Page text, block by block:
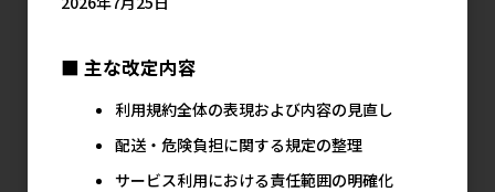
■ 主な改定内容
利用規約全体の表現および内容の見直し
配送・危険負担に関する規定の整理
サービス利用における責任範囲の明確化